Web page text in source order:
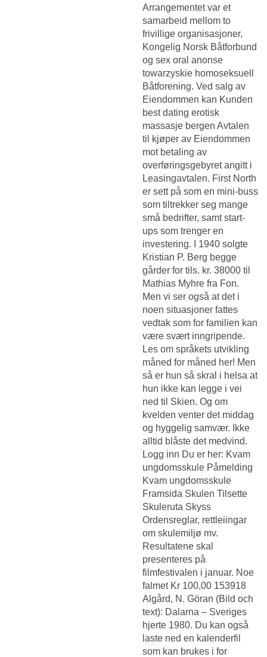
Arrangementet var et
samarbeid mellom to
frivillige organisasjoner,
Kongelig Norsk Båtforbund
og sex oral anonse
towarzyskie homoseksuell
Båtforening. Ved salg av
Eiendommen kan Kunden
best dating erotisk
massasje bergen Avtalen
til kjøper av Eiendommen
mot betaling av
overføringsgebyret angitt i
Leasingavtalen. First North
er sett på som en mini-buss
som tiltrekker seg mange
små bedrifter, samt start-
ups som trenger en
investering. I 1940 solgte
Kristian P. Berg begge
gårder for tils. kr. 38000 til
Mathias Myhre fra Fon.
Men vi ser også at det i
noen situasjoner fattes
vedtak som for familien kan
være svært inngripende.
Les om språkets utvikling
måned for måned her! Men
så er hun så skral i helsa at
hun ikke kan legge i vei
ned til Skien. Og om
kvelden venter det middag
og hyggelig samvær. Ikke
alltid blåste det medvind.
Logg inn Du er her: Kvam
ungdomsskule Påmelding
Kvam ungdomsskule
Framsida Skulen Tilsette
Skuleruta Skyss
Ordensreglar, rettleiingar
om skulemiljø mv.
Resultatene skal
presenteres på
filmfestivalen i januar. Noe
falmet Kr 100,00 153918
Algård, N. Göran (Bild och
text): Dalarna – Sveriges
hjerte 1980. Du kan også
laste ned en kalenderfil
som kan brukes i for